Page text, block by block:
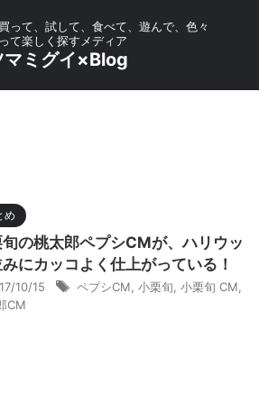
って、試して、食べて、遊んで、色々
て楽しく探すメディア
マミグイ×Blog
め
の桃太郎ペプシCMが、ハリウッ
みにカッコよく仕上がっている！
10/15 ペプシCM 小栗旬 小栗旬 CM
CM